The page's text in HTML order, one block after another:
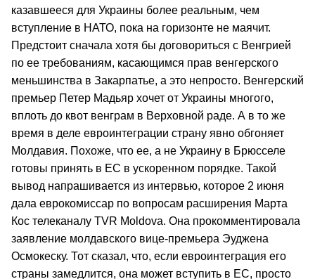
казавшееся для Украины более реальным, чем
вступление в НАТО, пока на горизонте не маячит.
Предстоит сначала хотя бы договориться с Венгрией
по ее требованиям, касающимся прав венгерского
меньшинства в Закарпатье, а это непросто. Венгерский
премьер Петер Мадьяр хочет от Украины многого,
вплоть до квот венграм в Верховной раде. А в то же
время в деле евроинтеграции страну явно обгоняет
Молдавия. Похоже, что ее, а не Украину в Брюсселе
готовы принять в ЕС в ускоренном порядке. Такой
вывод напрашивается из интервью, которое 2 июня
дала еврокомиссар по вопросам расширения Марта
Кос телеканалу TVR Moldova. Она прокомментировала
заявление молдавского вице-премьера Эуджена
Осмокеску. Тот сказал, что, если евроинтеграция его
страны замедлится, она может вступить в ЕС, просто